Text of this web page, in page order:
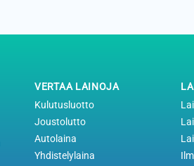
VERTAA LAINOJA
Kulutusluotto
Joustolutto
Autolaina
Yhdistelylaina